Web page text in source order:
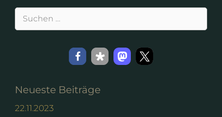
Suchen
Neueste Beiträge
22.11.2023